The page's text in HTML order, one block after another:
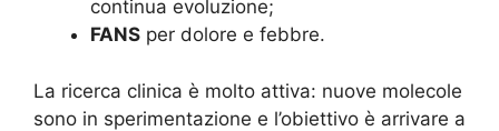
continua evoluzione;
FANS per dolore e febbre.
La ricerca clinica è molto attiva: nuove molecole
sono in sperimentazione e l’obiettivo è arrivare a